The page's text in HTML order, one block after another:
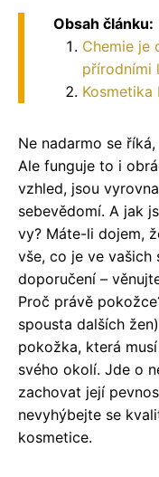
Obsah článku:
Chemie je
přírodními
Kosmetika
Ne nadarmo se
Ale funguje to i
vzhled, jsou
sebevědomí. A jak
vy? Máte-li dojem,
vše, co je ve vašich
doporučení –
Proč právě
spousta dalších
pokožka, která
svého okolí. Jde o
zachovat její
nevyhýbejte se
kosmetice.